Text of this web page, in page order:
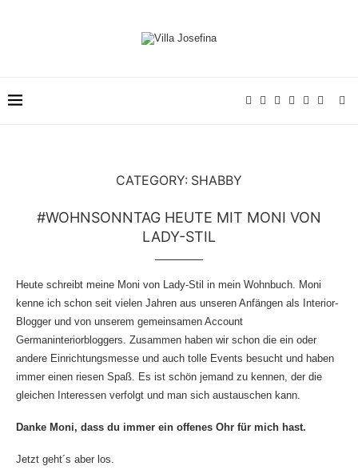
CATEGORY: SHABBY
#WOHNSONNTAG HEUTE MIT MONI VON
LADY-STIL
Heute schreibt meine Moni von Lady-Stil in mein Wohnbuch. Moni
kenne ich schon seit vielen Jahren aus unseren Anfängen als Interior-
Blogger und von unserem gemeinsamen Account
Germaninteriorbloggers. Zusammen haben wir schon die ein oder
andere Einrichtungsmesse und auch tolle Events besucht und haben
immer einen riesen Spaß. Es ist schön jemand zu kennen, der die
gleichen Interessen verfolgt und man sich austauschen kann.
Danke Moni, dass du immer ein offenes Ohr für mich hast.
Jetzt geht´s aber los.